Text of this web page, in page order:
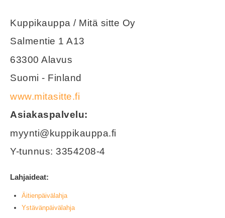
Kuppikauppa / Mitä sitte Oy
Salmentie 1 A13
63300 Alavus
Suomi - Finland
www.mitasitte.fi
Asiakaspalvelu:
myynti@kuppikauppa.fi
Y-tunnus: 3354208-4
Lahjaideat:
Äitienpäivälahja
Ystävänpäivälahja